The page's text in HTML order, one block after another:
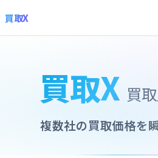
買取X
買取X 買
複数社の買取価格を